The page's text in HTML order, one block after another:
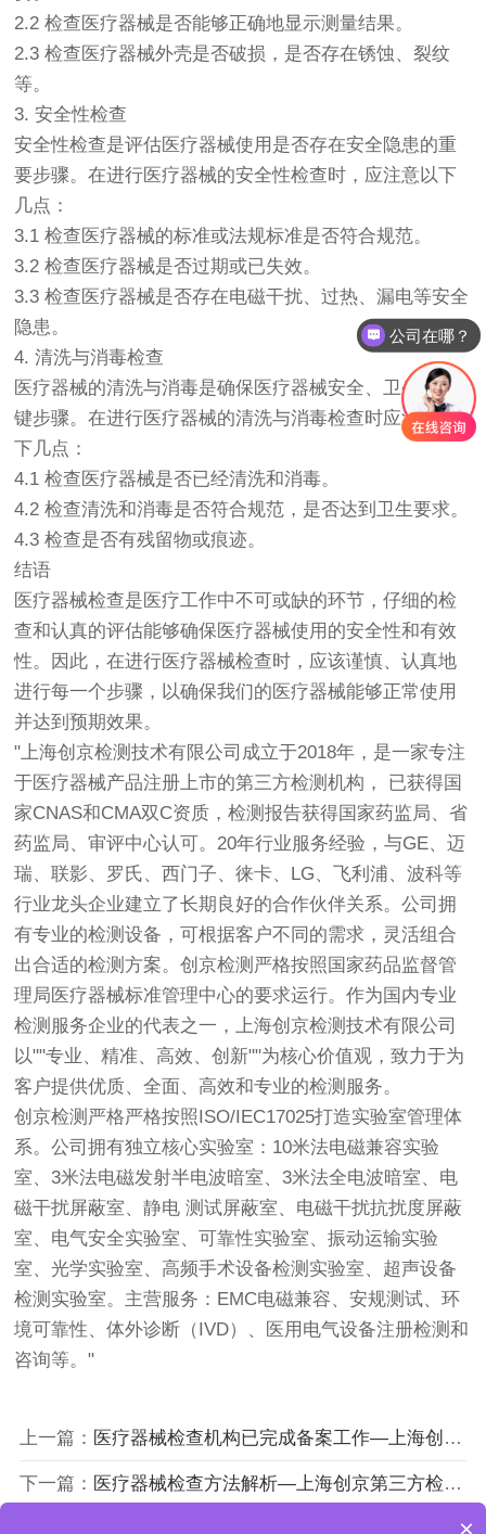
2.2 检查医疗器械是否能够正确地显示测量结果。
2.3 检查医疗器械外壳是否破损，是否存在锈蚀、裂纹
等。
3. 安全性检查
安全性检查是评估医疗器械使用是否存在安全隐患的重
要步骤。在进行医疗器械的安全性检查时，应注意以下
几点：
3.1 检查医疗器械的标准或法规标准是否符合规范。
3.2 检查医疗器械是否过期或已失效。
3.3 检查医疗器械是否存在电磁干扰、过热、漏电等安全
隐患。
4. 清洗与消毒检查
医疗器械的清洗与消毒是确保医疗器械安全、卫生的关
键步骤。在进行医疗器械的清洗与消毒检查时应注意以
下几点：
4.1 检查医疗器械是否已经清洗和消毒。
4.2 检查清洗和消毒是否符合规范，是否达到卫生要求。
4.3 检查是否有残留物或痕迹。
结语
医疗器械检查是医疗工作中不可或缺的环节，仔细的检
查和认真的评估能够确保医疗器械使用的安全性和有效
性。因此，在进行医疗器械检查时，应该谨慎、认真地
进行每一个步骤，以确保我们的医疗器械能够正常使用
并达到预期效果。
"上海创京检测技术有限公司成立于2018年，是一家专注
于医疗器械产品注册上市的第三方检测机构， 已获得国
家CNAS和CMA双C资质，检测报告获得国家药监局、省
药监局、审评中心认可。20年行业服务经验，与GE、迈
瑞、联影、罗氏、西门子、徕卡、LG、飞利浦、波科等
行业龙头企业建立了长期良好的合作伙伴关系。公司拥
有专业的检测设备，可根据客户不同的需求，灵活组合
出合适的检测方案。创京检测 严格按照国家药品监督管
理局医疗器械标准管理中心的要求运行。作为国内专业
检测服务企业的代表之一，上海创京检测技术有限公司
以""专业、精准、高效、创新""为核心价值观，致力于为
客户提供优质、全面、高效和专业的检测服务。
创京检测 严格严格按照ISO/IEC17025打造实验室管理体
系。公司拥有独立核心实验室：10米法电磁兼容实验
室、3米法电磁发射半电波暗室、3米法全电波暗室、电
磁干扰屏蔽室、静电 测试屏蔽室、电磁干扰抗扰度屏蔽
室、电气安全实验室、可靠性实验室、振动运输实验
室、光学实验室、高频手术设备检测实验室、超声设备
检测实验室。主营服务：EMC电磁兼容、安规测试、环
境可靠性、体外诊断（IVD）、医用电气设备注册检测和
咨询等。"
上一篇： 医疗器械检查机构已完成备案工作—上海创京医疗器械第三方检测机构
下一篇： 医疗器械检查方法解析—上海创京第三方检测中心
公司在哪？